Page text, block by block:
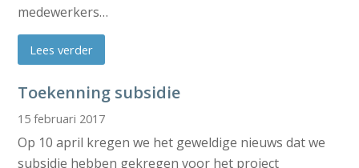
medewerkers…
Lees verder
Toekenning subsidie
15 februari 2017
Op 10 april kregen we het geweldige nieuws dat we
subsidie hebben gekregen voor het project